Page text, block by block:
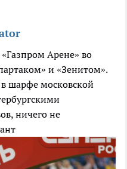
Арене» во
и «Зенитом».
шарфе московской
ничего не